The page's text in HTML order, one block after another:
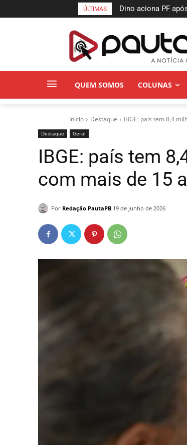
ÚLTIMAS
Dino aciona PF após
MPPB obtém
QUEM SOMOS COLUNAS
Início Destaque IBGE: país tem 8,4
Destaque Geral
IBGE: país tem
com mais de 15
Por Redação PautaPB 19 de junho de 2026